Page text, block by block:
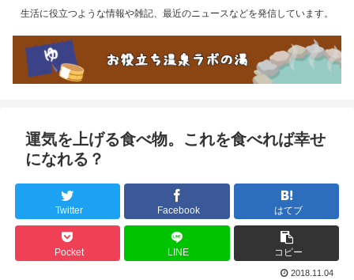
生活に役立つような情報や雑記、最近のニュースなどを発信しています。
運気を上げる食べ物。これを食べれば幸せ
になれる？
Twitter Facebook はてブ
Pocket LINE コピー
2018.11.04